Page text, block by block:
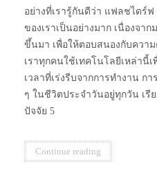
อย่างที่เรารู้กันดีว่า แฟลชไดร์
ของเราเป็นอย่างมาก เนื่องจา
ขึ้นมา เพื่อให้ตอบสนองกับควา
เราทุกคนใช้เทคโนโลยีเหล่านี้
เวลาที่เร่งรีบจากการทำงาน ก
ๆ ในชีวิตประจำวันอยู่ทุกวัน เรี
ปัจจัย 5
Continue reading